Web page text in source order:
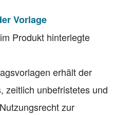
Vorlage
Produkt hinterlegte
erhält der
zeitlich unbefristetes und
zur